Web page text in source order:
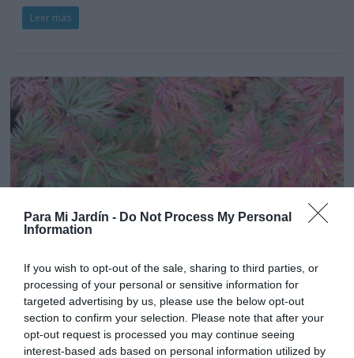
Para Mi Jardín - Do Not Process My Personal
Information
If you wish to opt-out of the sale, sharing to third parties, or
processing of your personal or sensitive information for
targeted advertising by us, please use the below opt-out
section to confirm your selection. Please note that after your
opt-out request is processed you may continue seeing
interest-based ads based on personal information utilized by
Leer más
Arbustos
Acer Palmatum Esmerald Lace
9 diciembre, 2020 Marisol Huesca
0 comentarios
Dificultad media